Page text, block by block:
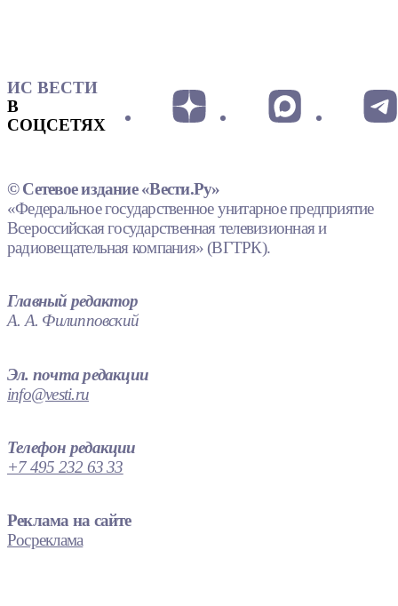
ИС ВЕСТИ
В
СОЦСЕТЯХ
© Сетевое издание «Вести.Ру»
«Федеральное государственное унитарное предприятие
Всероссийская государственная телевизионная и
радиовещательная компания» (ВГТРК).
Главный редактор
А. А. Филипповский
Эл. почта редакции
info@vesti.ru
Телефон редакции
+7 495 232 63 33
Реклама на сайте
Росреклама